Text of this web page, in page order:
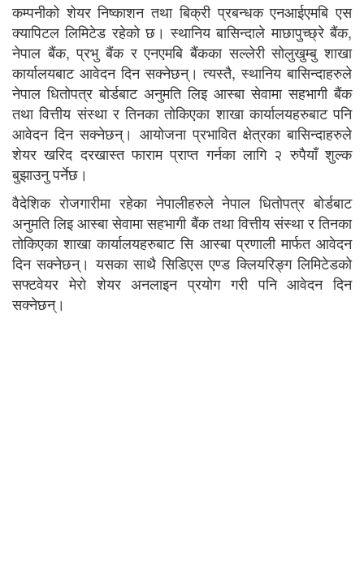
कम्पनीको शेयर निष्काशन तथा बिक्री प्रबन्धक एनआईएमबि एस
क्यापिटल लिमिटेड रहेको छ। स्थानिय बासिन्दाले माछापुच्छ्रे बैंक,
नेपाल बैंक, प्रभु बैंक र एनएमबि बैंकका सल्लेरी सोलुखुम्बु शाखा
कार्यालयबाट आवेदन दिन सक्नेछन्। त्यस्तै, स्थानिय बासिन्दाहरुले
नेपाल धितोपत्र बोर्डबाट अनुमति लिइ आस्बा सेवामा सहभागी बैंक
तथा वित्तीय संस्था र तिनका तोकिएका शाखा कार्यालयहरुबाट पनि
आवेदन दिन सक्नेछन्। आयोजना प्रभावित क्षेत्रका बासिन्दाहरुले
शेयर खरिद दरखास्त फाराम प्राप्त गर्नका लागि २ रुपैयाँ शुल्क
बुझाउनु पर्नेछ।
वैदेशिक रोजगारीमा रहेका नेपालीहरुले नेपाल धितोपत्र बोर्डबाट
अनुमति लिइ आस्बा सेवामा सहभागी बैंक तथा वित्तीय संस्था र तिनका
तोकिएका शाखा कार्यालयहरुबाट सि आस्बा प्रणाली मार्फत आवेदन
दिन सक्नेछन्। यसका साथै सिडिएस एण्ड क्लियरिङ्ग लिमिटेडको
सफ्टवेयर मेरो शेयर अनलाइन प्रयोग गरी पनि आवेदन दिन
सक्नेछन्।